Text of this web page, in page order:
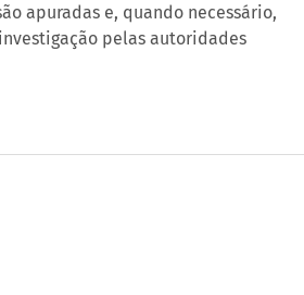
apuradas e, quando necessário,
pelas autoridades